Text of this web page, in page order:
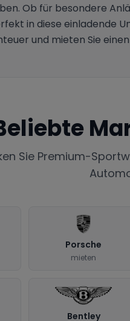
Ob für besondere
in diese einladende
und mieten Sie
Sie Premium-
Porsche
mieten
Bentley